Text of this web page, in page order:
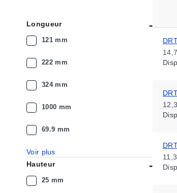
Longueur
121 mm
222 mm
324 mm
1000 mm
69.9 mm
Voir plus
Hauteur
25 mm